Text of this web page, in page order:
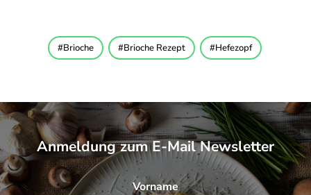
Brioche Brioche Rezept Hefezopf
Anmeldung zum E-Mail Newsletter
Vorname